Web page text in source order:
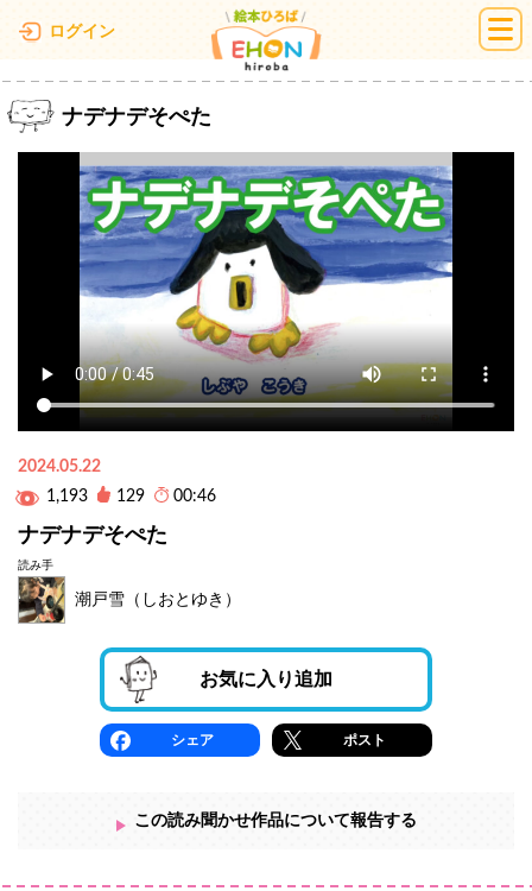
ログイン 絵本ひろば
ナデナデそぺた
2024.05.22
1,193
129 00:46
ナデナデそぺた
読み手
潮戸雪（しおとゆき）
お気に入り追加
シェア ポスト
この読み聞かせ作品について報告する